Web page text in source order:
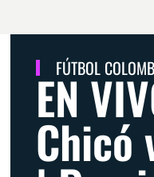
FÚTBOL
EN
Chicó